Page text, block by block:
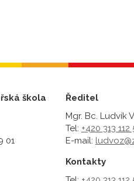
škola
01
Ředitel
Mgr. Bc. Ludvík
Tel: +420 313 112
E-mail:
Kontakty